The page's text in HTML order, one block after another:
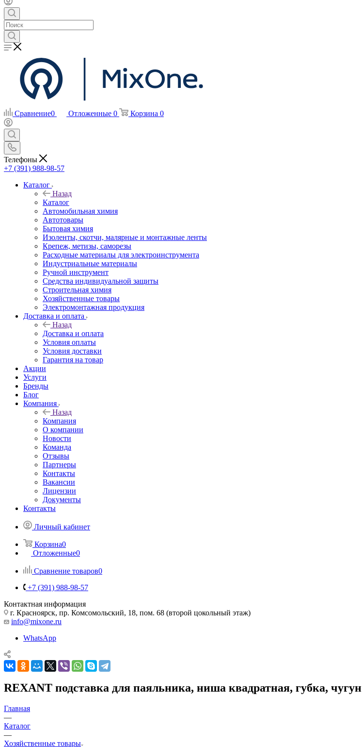
Сравнение0 Отложенные 0 Корзина 0
Телефоны
+7 (391) 988-98-57
Каталог
Назад
Каталог
Автомобильная химия
Автотовары
Бытовая химия
Изоленты, скотчи, малярные и монтажные ленты
Крепеж, метизы, саморезы
Расходные материалы для электроинструмента
Индустриальные материалы
Ручной инструмент
Средства индивидуальной защиты
Строительная химия
Хозяйственные товары
Электромонтажная продукция
Доставка и оплата
Назад
Доставка и оплата
Условия оплаты
Условия доставки
Гарантия на товар
Акции
Услуги
Бренды
Блог
Компания
Назад
Компания
О компании
Новости
Команда
Отзывы
Партнеры
Контакты
Вакансии
Лицензии
Документы
Контакты
Личный кабинет
Корзина0
Отложенные0
Сравнение товаров0
+7 (391) 988-98-57
Контактная информация
г. Красноярск, пр. Комсомольский, 18, пом. 68 (второй цокольный этаж)
info@mixone.ru
WhatsApp
REXANT подставка для паяльника, ниша квадратная, губка, чугун
Главная
—
Каталог
—
Хозяйственные товары